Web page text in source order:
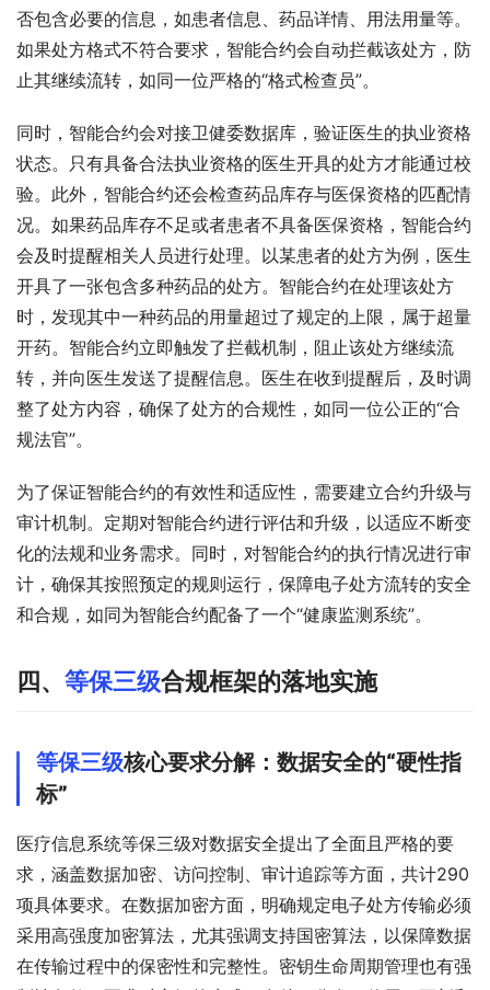
否包含必要的信息，如患者信息、药品详情、用法用量等。
如果处方格式不符合要求，智能合约会自动拦截该处方，防
止其继续流转，如同一位严格的“格式检查员”。
同时，智能合约会对接卫健委数据库，验证医生的执业资格
状态。只有具备合法执业资格的医生开具的处方才能通过校
验。此外，智能合约还会检查药品库存与医保资格的匹配情
况。如果药品库存不足或者患者不具备医保资格，智能合约
会及时提醒相关人员进行处理。以某患者的处方为例，医生
开具了一张包含多种药品的处方。智能合约在处理该处方
时，发现其中一种药品的用量超过了规定的上限，属于超量
开药。智能合约立即触发了拦截机制，阻止该处方继续流
转，并向医生发送了提醒信息。医生在收到提醒后，及时调
整了处方内容，确保了处方的合规性，如同一位公正的“合
规法官”。
为了保证智能合约的有效性和适应性，需要建立合约升级与
审计机制。定期对智能合约进行评估和升级，以适应不断变
化的法规和业务需求。同时，对智能合约的执行情况进行审
计，确保其按照预定的规则运行，保障电子处方流转的安全
和合规，如同为智能合约配备了一个“健康监测系统”。
四、 等保三级合规框架的落地实施
等保三级核心要求分解：数据安全的“硬性指
标”
医疗信息系统等保三级对数据安全提出了全面且严格的要
求，涵盖数据加密、访问控制、审计追踪等方面，共计290
项具体要求。在数据加密方面，明确规定电子处方传输必须
采用高强度加密算法，尤其强调支持国密算法，以保障数据
在传输过程中的保密性和完整性。密钥生命周期管理也有强